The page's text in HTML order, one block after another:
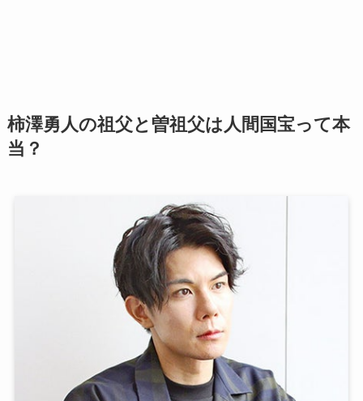
柿澤勇人の祖父と曽祖父は人間国宝って本
当？